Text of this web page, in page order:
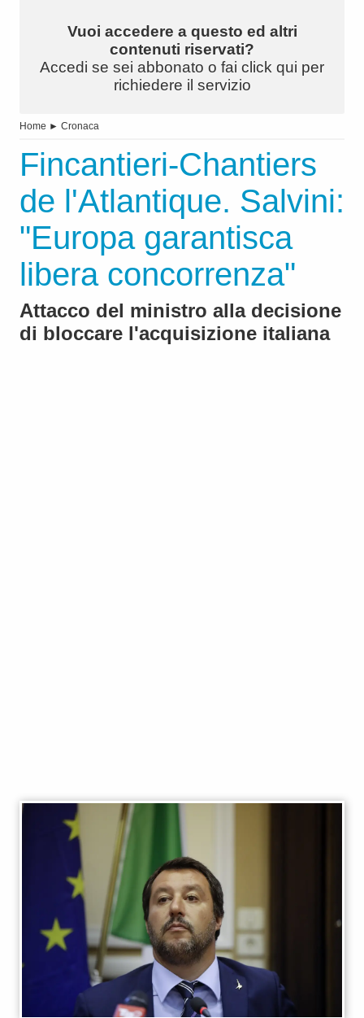
Vuoi accedere a questo ed altri
contenuti riservati?
Accedi se sei abbonato o fai click qui per
richiedere il servizio
Home ► Cronaca
Fincantieri-Chantiers
de l'Atlantique. Salvini:
"Europa garantisca
libera concorrenza"
Attacco del ministro alla decisione
di bloccare l'acquisizione italiana